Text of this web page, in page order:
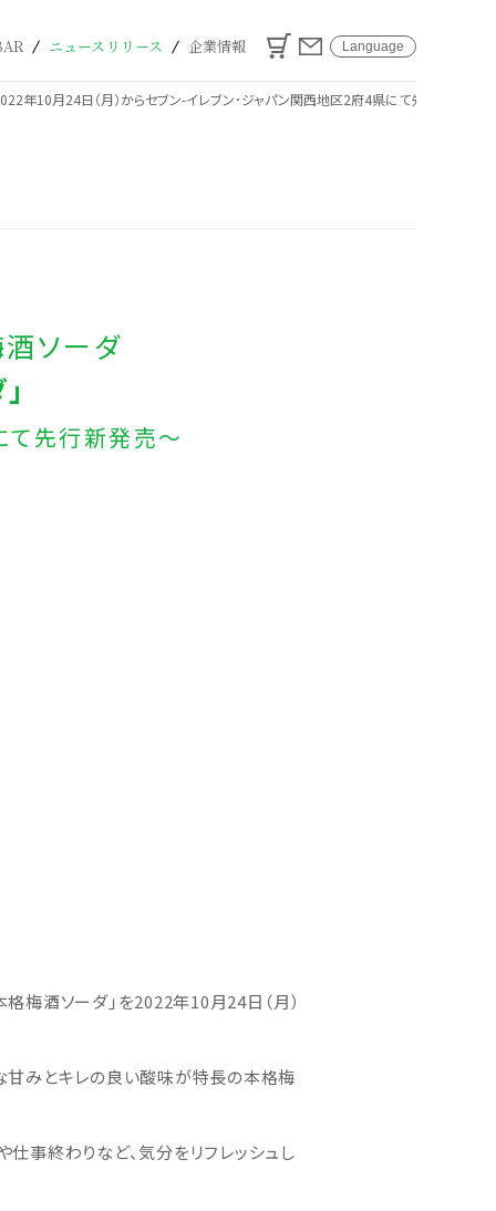
ニュースリリース 企業情報 カート お問い合わせ
Language
年10月24日（月）からセブン-イレブン･ジャパン関西地区2府4県にて先行新発売～
ソーダ
て先行新発売～
梅酒ソーダ」を2022年10月24日（月）
甘みとキレの良い酸味が特長の本格梅
事終わりなど、気分をリフレッシュし